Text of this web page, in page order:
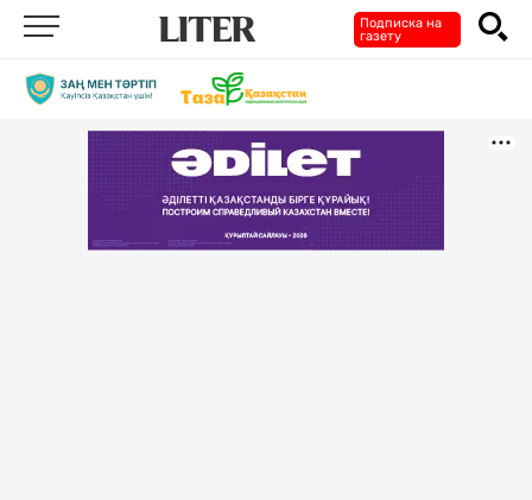
Подписка на
газету